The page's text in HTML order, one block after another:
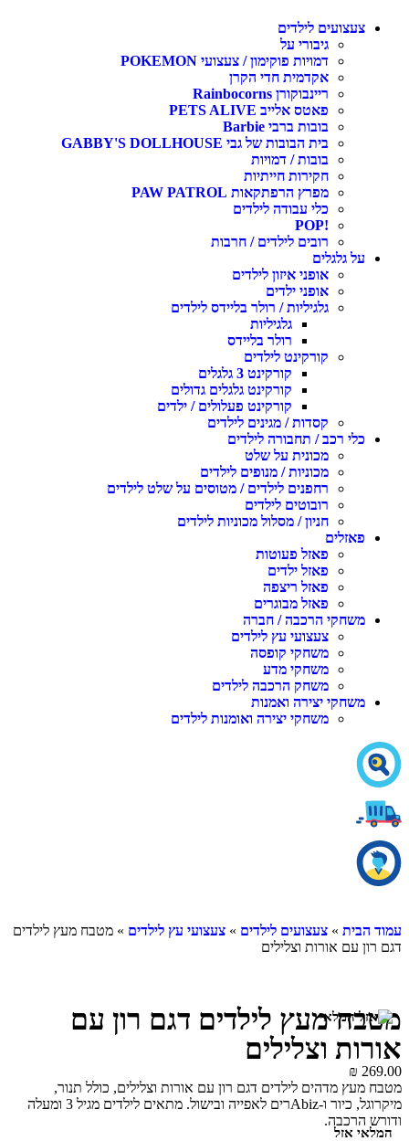
צעצועים לילדים
גיבורי על
דמויות פוקימון / צעצועי POKEMON
אקדמית חדי הקרן
ריינבוקורן Rainbocorns
פאטס אלייב PETS ALIVE
בובות ברבי Barbie
בית הבובות של גבי GABBY'S DOLLHOUSE
בובות / דמויות
חקירות חייתיות
מפרץ הרפתקאות PAW PATROL
כלי עבודה לילדים
!POP
רובים לילדים / חרבות
על גלגלים
אופני איזון לילדים
אופני ילדים
גלגיליות / רולר בליידס לילדים
גלגיליות
רולר בליידס
קורקינט לילדים
קורקינט 3 גלגלים
קורקינט גלגלים גדולים
קורקינט פעלולים / ילדים
קסדות / מגינים לילדים
כלי רכב / תחבורה לילדים
מכונית על שלט
מכוניות / מנופים לילדים
רחפנים לילדים / מטוסים על שלט לילדים
רובוטים לילדים
חניון / מסלול מכוניות לילדים
פאזלים
פאזל פעוטות
פאזל ילדים
פאזל ריצפה
פאזל מבוגרים
משחקי הרכבה / חברה
צעצועי עץ לילדים
משחקי קופסה
משחקי מדע
משחק הרכבה לילדים
משחקי יצירה ואמנות
משחקי יצירה ואומנות לילדים
עמוד הבית » צעצועים לילדים » צעצועי עץ לילדים » מטבח מעץ לילדים
דגם רון עם אורות וצלילים
מטבח מעץ לילדים דגם רון עם
אורות וצלילים
₪ 269.00
מטבח מעץ מדהים לילדים דגם רון עם אורות וצלילים, כולל תנור,
מיקרוגל, כיור ו-Abizרים לאפייה ובישול. מתאים לילדים מגיל 3 ומעלה
ודורש הרכבה.
המלאי אזל